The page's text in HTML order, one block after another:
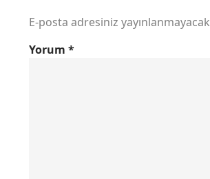
E-posta adresiniz
Yorum *